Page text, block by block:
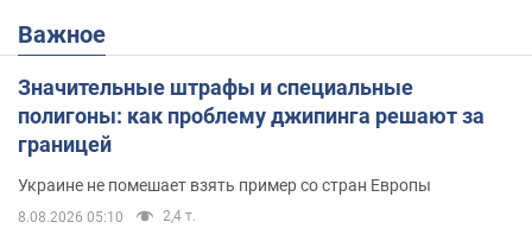
Важное
Значительные штрафы и специальные
полигоны: как проблему джипинга решают за
границей
Украине не помешает взять пример со стран Европы
8.08.2026 05:10 2,4 т.